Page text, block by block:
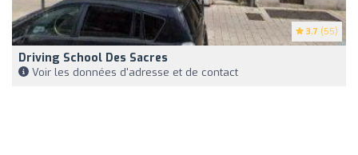
3.7 (55)
Driving School Des Sacres
Voir les données d'adresse et de contact